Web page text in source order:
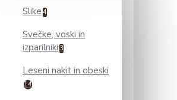
Slike 4
Svečke, voski in
izparilniki 3
Leseni nakit in obeski
14